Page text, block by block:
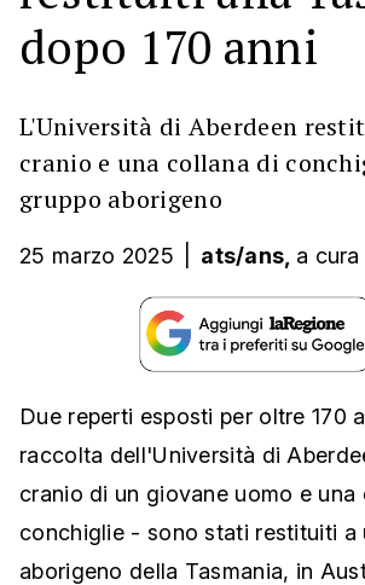
dopo 170 anni
L'Università di Aberdeen
cranio e una collana di
gruppo aborigeno
25 marzo 2025 ats/ans, a cura
Due reperti esposti per oltre 170
raccolta dell'Università di
cranio di un giovane uomo e una
conchiglie - sono stati restituiti a
aborigeno della Tasmania, in